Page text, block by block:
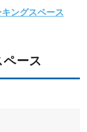
ングスペース
ース